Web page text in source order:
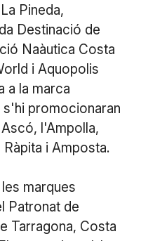
Pineda,
Destinació de
Naàutica Costa
i Aquopolis
a la marca
promocionaran
l'Ampolla,
i Amposta.
marques
Patronat de
Tarragona, Costa